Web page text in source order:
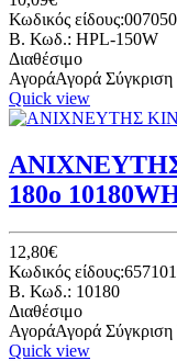
Κωδικός
B. Κωδ.: HPL-150W
Διαθέσιμο
ΑγοράΑγορά Σύγκριση
Quick view
180o
12,80€
Κωδικός
B. Κωδ.: 10180
Διαθέσιμο
ΑγοράΑγορά Σύγκριση
Quick view